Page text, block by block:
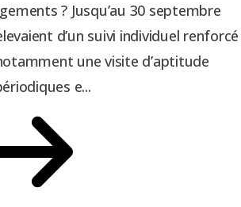
? Jusqu’au 30 septembre
d’un suivi individuel renforcé
une visite d’aptitude
e...